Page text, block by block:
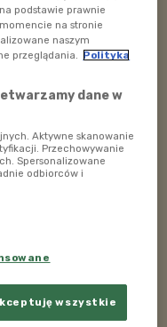
dla dobrego
na
i pewnego
powszechne do
dziecka na rękach
to "musi się
mylić rodzicielstwa
najważnijesza jest
opiekunów,
podstawie prawnie
na stronie
naszym
przeglądania.
Polityka
dane w
Aktywne skanowanie
Przechowywanie
Spersonalizowane
odbiorców i
wszystkie